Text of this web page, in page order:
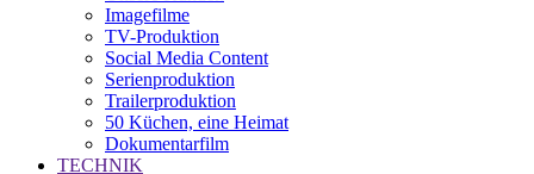
Imagefilme
TV-Produktion
Social Media Content
Serienproduktion
Trailerproduktion
50 Küchen, eine Heimat
Dokumentarfilm
TECHNIK